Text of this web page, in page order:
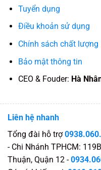
Tuyển dụng
Điều khoản sử dụng
Chính sách chất lượng
Bảo mật thông tin
CEO & Fouder: Hà
Liên hệ nhanh
Tổng đài hỗ trợ
- Chi Nhánh TPHCM:
Thuận, Quận 12 -